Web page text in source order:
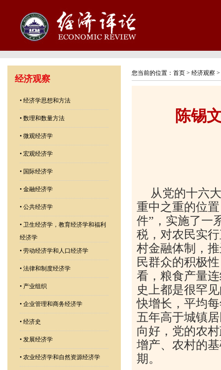
经济观察
• 经济学思想和方法
• 数理和数量方法
• 微观经济学
• 宏观经济学
• 国际经济学
• 金融经济学
• 公共经济学
• 卫生经济学，教育经济学和福利
经济学
• 劳动经济学和人口经济学
• 法律和制度经济学
• 产业组织
• 企业管理和商务经济学
• 经济史
• 发展经济学
• 农业经济学和自然资源经济学
您当前的位置： 首页 > 经济观察 >
陈锡
从党的十六
重中之重的位
件”，实施了一
税，对农民实
村金融体制，
民群众的积极
看，粮食产量
史上都是很罕
快增长，平均
五年高于城镇
向好，党的农
增产、农村的
期。